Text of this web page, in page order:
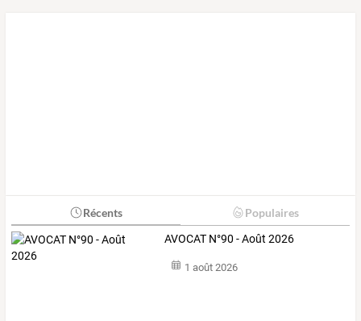
Récents Populaires
AVOCAT N°90 - Août 2026
1 août 2026